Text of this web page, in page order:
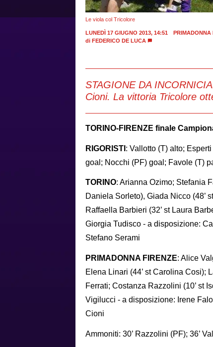
Le viola col Tricolore
LUNEDÌ 17 GIUGNO 2013, 14:51
PRIMADONNA
di FEDERICO DE LUCA
STAGIONE DA
Cioni. La vittoria Tricolore
TORINO-FIRENZE finale
RIGORISTI : Vallotto (T) alto;
goal; Nocchi (PF) goal; Favole (T)
TORINO: Arianna Ozimo; Stefania
Daniela Sorleto), Giada Nicco (48’
Raffaella Barbieri (32’ st Laura
Giorgia Tudisco - a disposizione:
Stefano Serami
PRIMADONNA FIRENZE: Alice
Elena Linari (44’ st Carolina Cosi);
Ferrati; Costanza Razzolini (10’ st
Vigilucci - a disposizione: Irene
Cioni
Ammoniti: 30’ Razzolini (PF); 36’